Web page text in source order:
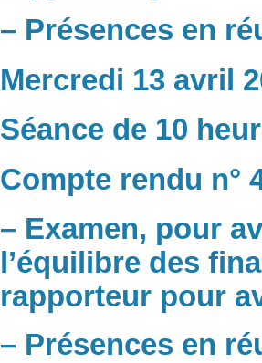
– Présences en
Mercredi 13 avril
Séance de 10
Compte rendu n°
– Examen, pour
l’équilibre des
rapporteur pour
– Présences en